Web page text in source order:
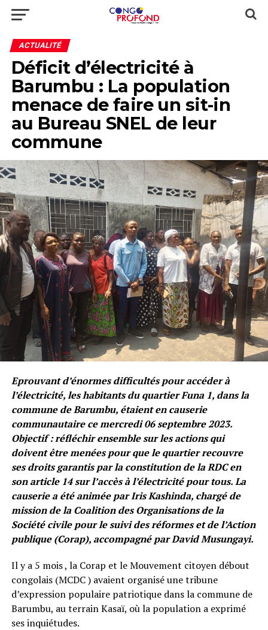
ACTUALITÉ
Déficit d’électricité à
Barumbu : La population
menace de faire un sit-in
au Bureau SNEL de leur
commune
Eprouvant d’énormes difficultés pour accéder à
l’électricité, les habitants du quartier Funa 1, dans la
commune de Barumbu, étaient en causerie
communautaire ce mercredi 06 septembre 2023.
Objectif : réfléchir ensemble sur les actions qui
doivent être menées pour que le quartier recouvre
ses droits garantis par la constitution de la RDC en
son article 14 sur l’accès à l’électricité pour tous. La
causerie a été animée par Iris Kashinda, chargé de
mission de la Coalition des Organisations de la
Société civile pour le suivi des réformes et de l’Action
publique (Corap), accompagné par David Musungayi.
Il y a 5 mois , la Corap et le Mouvement citoyen débout
congolais (MCDC ) avaient organisé une tribune
d’expression populaire patriotique dans la commune de
Barumbu, au terrain Kasaï, où la population a exprimé
ses inquiétudes.